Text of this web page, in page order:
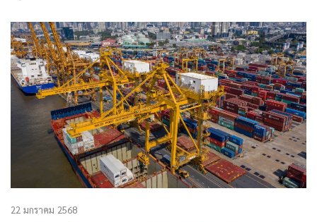
22 มกราคม 2568